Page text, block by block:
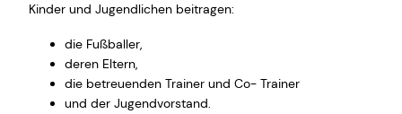
Kinder und Jugendlichen beitragen:
die Fußballer,
deren Eltern,
die betreuenden Trainer und Co- Trainer
und der Jugendvorstand.